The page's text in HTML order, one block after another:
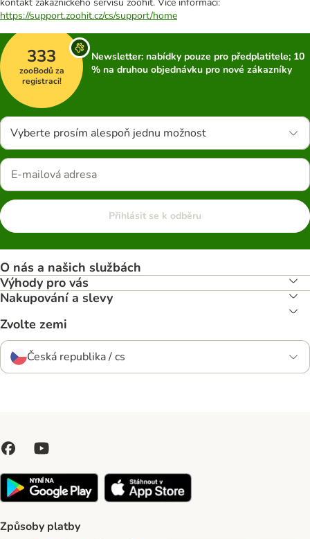
https://support.zoohit.cz/cs/support/home
333
zooBodů za
registraci!
Newsletter: nabídky pouze pro předplatitele; 10
% na druhou objednávku pro nové zákazníky
Vyberte prosím alespoň jednu možnost
Přihlásit se k odběru
O nás a našich službách
Výhody pro vás
Nakupování a slevy
Zvolte zemi
Česká republika / cs
Způsoby platby